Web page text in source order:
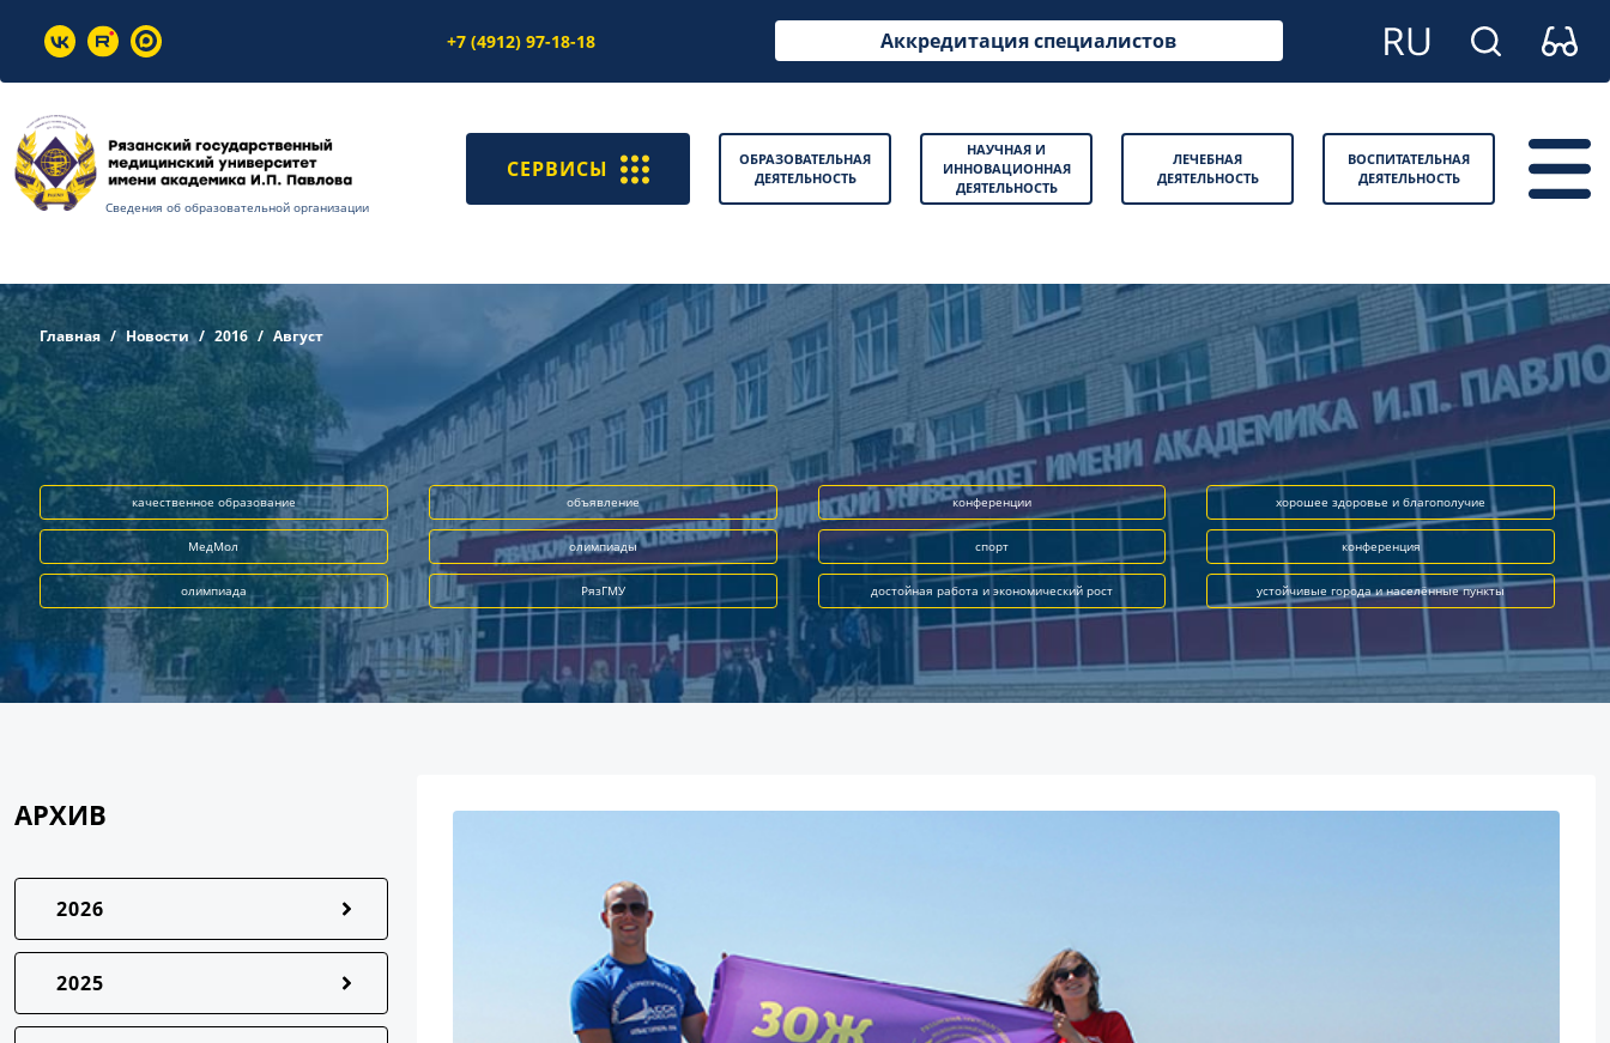
+7 (4912) 97-18-18 Аккредитация специалистов
Сведения об образовательной организации
СЕРВИСЫ
ОБРАЗОВАТЕЛЬНАЯ
ДЕЯТЕЛЬНОСТЬ
НАУЧНАЯ И
ИННОВАЦИОННАЯ
ДЕЯТЕЛЬНОСТЬ
ЛЕЧЕБНАЯ
ДЕЯТЕЛЬНОСТЬ
ВОСПИТАТЕЛЬНАЯ
ДЕЯТЕЛЬНОСТЬ
Главная Новости 2016 Август
качественное образование объявление конференции хорошее здоровье и благополучие
МедМол олимпиады спорт конференция
олимпиада РязГМУ достойная работа и экономический рост устойчивые города и населённые пункты
АРХИВ
2026
2025